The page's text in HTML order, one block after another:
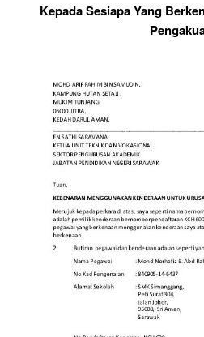
Kepada Sesiapa Yang